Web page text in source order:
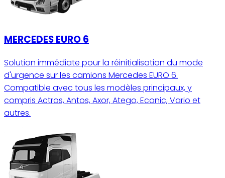
MERCEDES EURO 6
Solution immédiate pour la réinitialisation du mode
d'urgence sur les camions Mercedes EURO 6.
Compatible avec tous les modèles principaux, y
compris Actros, Antos, Axor, Atego, Econic, Vario et
autres.